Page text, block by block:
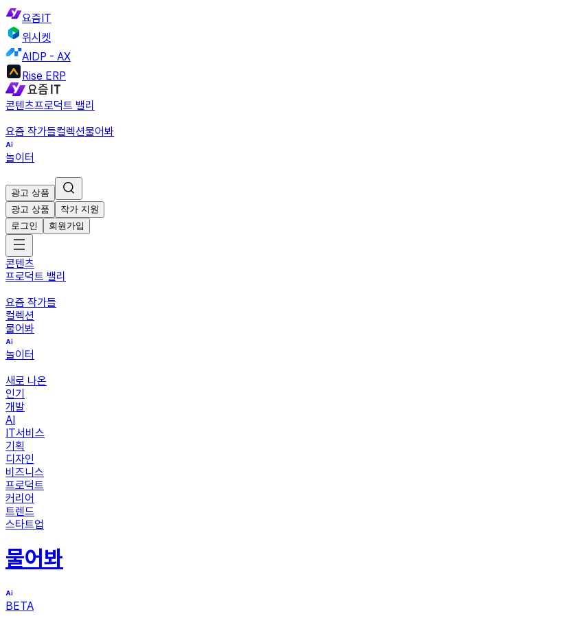
요즘IT
위시켓
AIDP - AX
Rise ERP
콘텐츠프로덕트 밸리
요즘 작가들컬렉션물어봐
놀이터
광고 상품
광고 상품
작가 지원
로그인
회원가입
콘텐츠
프로덕트 밸리
요즘 작가들
컬렉션
물어봐
놀이터
새로 나온
인기
개발
AI
IT서비스
기획
디자인
비즈니스
프로덕트
커리어
트렌드
스타트업
물어봐
BETA